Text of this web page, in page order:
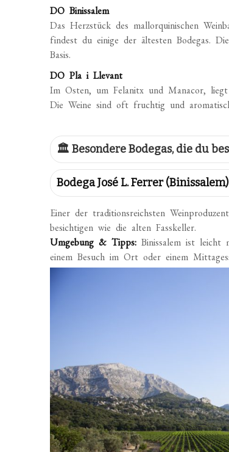
DO Binissalem
Das Herzstück des mallorquinischen
findest du einige der ältesten Bodegas.
Basis.
DO Pla i Llevant
Im Osten, um Felanitx und Manacor,
Die Weine sind oft fruchtig und
🏛 Besondere Bodegas, die du
Bodega José L. Ferrer (Binissalem)
Einer der traditionsreichsten
besichtigen wie die alten Fasskeller.
Umgebung & Tipps: Binissalem ist leicht
einem Besuch im Ort oder einem